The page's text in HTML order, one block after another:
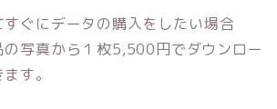
ぐにデータの購入をしたい場合
の写真から１枚5,500円でダウンロー
す。